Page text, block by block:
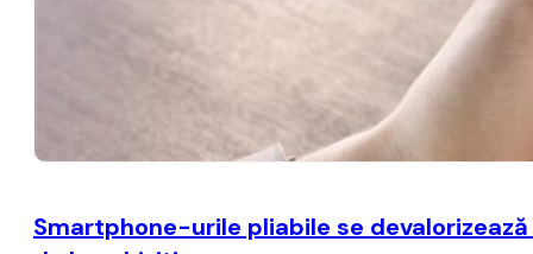
Smartphone-urile pliabile se